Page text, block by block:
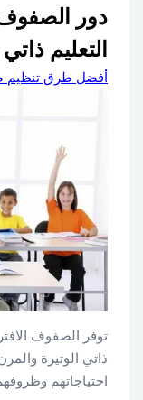
دور الصفوف
التعليم
أفضل طرق تنظيم
توفر الصفوف
ذاتي الوتيرة
احتياجاتهم